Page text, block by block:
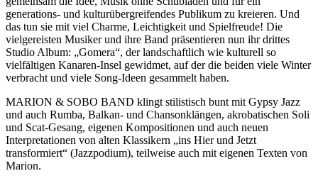
generations- und kulturübergreifendes Publikum zu kreieren. Und
das tun sie mit viel Charme, Leichtigkeit und Spielfreude! Die
vielgereisten Musiker und ihre Band präsentieren nun ihr drittes
Studio Album: „Gomera“, der landschaftlich wie kulturell so
vielfältigen Kanaren-Insel gewidmet, auf der die beiden viele Winter
verbracht und viele Song-Ideen gesammelt haben.
MARION & SOBO BAND klingt stilistisch bunt mit Gypsy Jazz
und auch Rumba, Balkan- und Chansonklängen, akrobatischen Soli
und Scat-Gesang, eigenen Kompositionen und auch neuen
Interpretationen von alten Klassikern „ins Hier und Jetzt
transformiert“ (Jazzpodium), teilweise auch mit eigenen Texten von
Marion.